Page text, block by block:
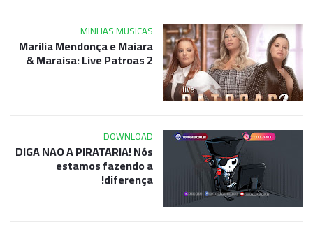
MINHAS MUSICAS
Marilia Mendonça e Maiara
& Maraisa: Live Patroas 2
DOWNLOAD
DIGA NAO A PIRATARIA! Nós
estamos fazendo a
diferença!